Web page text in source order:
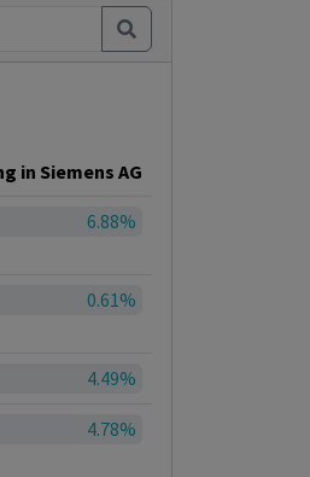
in Siemens AG
6.88%
0.61%
4.49%
4.78%